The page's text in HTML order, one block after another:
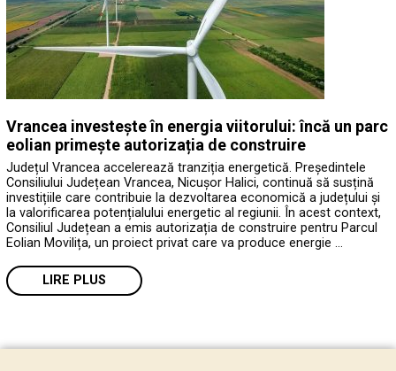
Vrancea investește în energia viitorului: încă un parc
eolian primește autorizația de construire
Județul Vrancea accelerează tranziția energetică. Președintele
Consiliului Județean Vrancea, Nicușor Halici, continuă să susțină
investițiile care contribuie la dezvoltarea economică a județului și
la valorificarea potențialului energetic al regiunii. În acest context,
Consiliul Județean a emis autorizația de construire pentru Parcul
Eolian Movilița, un proiect privat care va produce energie …
LIRE PLUS